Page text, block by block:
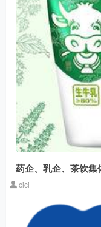
药企、乳企、茶饮集
cici